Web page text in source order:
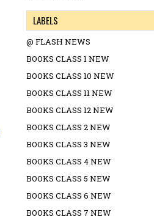
LABELS
@ FLASH NEWS
BOOKS CLASS 1 NEW
BOOKS CLASS 10 NEW
BOOKS CLASS 11 NEW
BOOKS CLASS 12 NEW
BOOKS CLASS 2 NEW
BOOKS CLASS 3 NEW
BOOKS CLASS 4 NEW
BOOKS CLASS 5 NEW
BOOKS CLASS 6 NEW
BOOKS CLASS 7 NEW